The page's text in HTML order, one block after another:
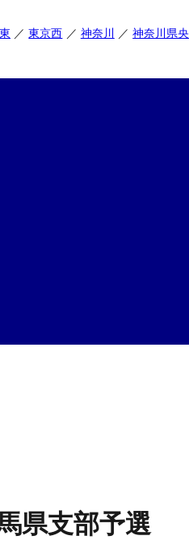
東京西 神奈川 神奈川県央
県支部予選